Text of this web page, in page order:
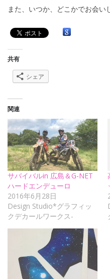
また、いつか、どこかでお会い
共有
シェア
関連
サバイバルin 広島＆G-NET
ハードエンデューロ
2016年6月28日
Design Studio*グラフィッ
クデカールワークス-